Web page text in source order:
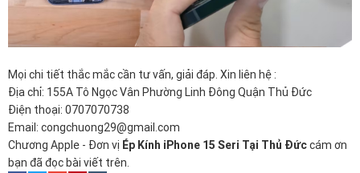
Mọi chi tiết thắc mắc cần tư vấn, giải đáp. Xin liên hệ :
Địa chỉ: 155A Tô Ngọc Vân Phường Linh Đông Quận Thủ Đức
Điện thoại: 0707070738
Email: congchuong29@gmail.com
Chương Apple - Đơn vị Ép Kính iPhone 15 Seri Tại Thủ Đứccám ơn
bạn đã đọc bài viết trên.